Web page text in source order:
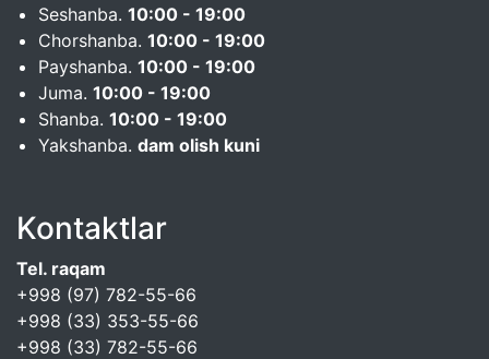
Seshanba. 10:00 - 19:00
Chorshanba. 10:00 - 19:00
Payshanba. 10:00 - 19:00
Juma. 10:00 - 19:00
Shanba. 10:00 - 19:00
Yakshanba. dam olish kuni
Kontaktlar
Tel. raqam
+998 (97) 782-55-66
+998 (33) 353-55-66
+998 (33) 782-55-66